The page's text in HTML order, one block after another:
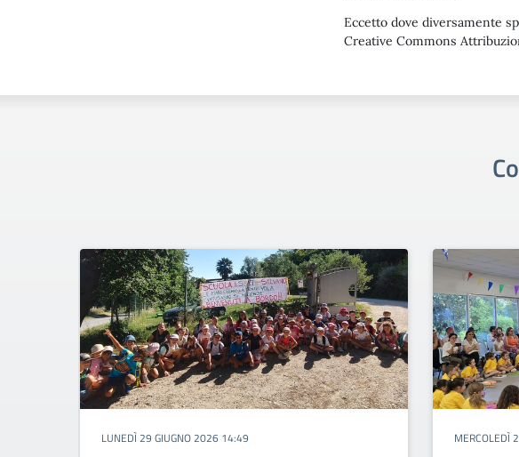
Eccetto dove diversamente
Creative Commons
LUNEDÌ 29 GIUGNO 2026 14:49 MERCOLEDÌ